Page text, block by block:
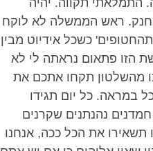
תקווה. יהיה
ראש הממשלה לא לוקח
כשכל אידיוט מבין
והקשת הזו פתאום נראתה לי לא
מהשלטון תקחו אתכם את
במראה. כל יום תגידו
נהנתנים שקרנים
את הכל ככה, אנחנו